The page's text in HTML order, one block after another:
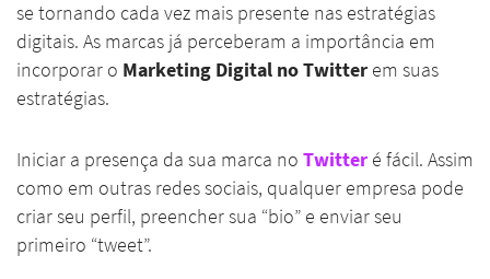
se tornando cada vez mais presente nas estratégias
digitais. As marcas já perceberam a importância em
incorporar o Marketing Digital no Twitter em suas
estratégias.
Iniciar a presença da sua marca no Twitter é fácil. Assim
como em outras redes sociais, qualquer empresa pode
criar seu perfil, preencher sua “bio” e enviar seu
primeiro “tweet”.